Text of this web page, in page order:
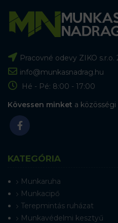
Pracovné odevy ZIKO
info@munkasnadrag.hu
Hé - Pé: 8:00 - 17:00
Kövessen minket a
KATEGÓRIA
Munkaruha
Munkacipő
Terepmintás ruházat
Munkavédelmi kesztyű